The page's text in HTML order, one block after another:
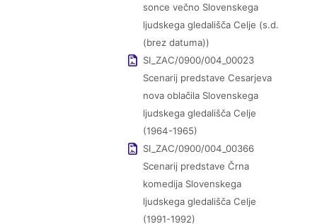
sonce večno Slovenskega
ljudskega gledališča Celje (s.d.
(brez datuma))
SI_ZAC/0900/004_00023
Scenarij predstave Cesarjeva
nova oblačila Slovenskega
ljudskega gledališča Celje
(1964-1965)
SI_ZAC/0900/004_00366
Scenarij predstave Črna
komedija Slovenskega
ljudskega gledališča Celje
(1991-1992)